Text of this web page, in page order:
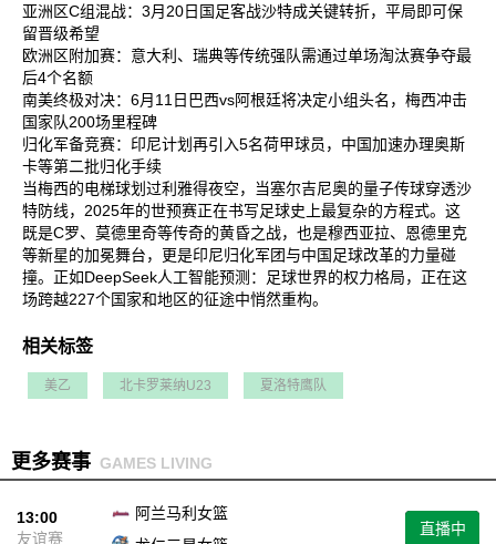
亚洲区C组混战‌：3月20日国足客战沙特成关键转折，平局即可保
留晋级希望‌
欧洲区附加赛‌：意大利、瑞典等传统强队需通过单场淘汰赛争夺最
后4个名额‌
南美终极对决‌：6月11日巴西vs阿根廷将决定小组头名，梅西冲击
国家队200场里程碑‌
归化军备竞赛‌：印尼计划再引入5名荷甲球员，中国加速办理奥斯
卡等第二批归化手续‌
当梅西的电梯球划过利雅得夜空，当塞尔吉尼奥的量子传球穿透沙
特防线，2025年的世预赛正在书写足球史上最复杂的方程式。这
既是C罗、莫德里奇等传奇的黄昏之战，也是穆西亚拉、恩德里克
等新星的加冕舞台，更是印尼归化军团与中国足球改革的力量碰
撞。正如DeepSeek人工智能预测：足球世界的权力格局，正在这
场跨越227个国家和地区的征途中悄然重构‌。
相关标签
美乙 北卡罗莱纳U23 夏洛特鹰队
更多赛事 GAMES LIVING
13:00
友谊赛
阿兰马利女篮
直播中